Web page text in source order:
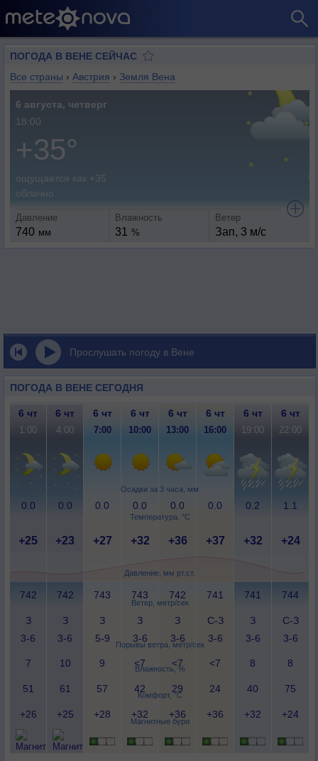
ПОГОДА В ВЕНЕ СЕЙЧАС
Все страны › Австрия › Земля Вена
6 августа, четверг
18:00
+35°
ощущается как +35
облачно
Давление
740 мм
Влажность
31 %
Ветер
Зап, 3 м/с
Прослушать погоду в Вене
ПОГОДА В ВЕНЕ СЕГОДНЯ
Осадки за 3 часа, мм
Температура, °C
Давление, мм рт.ст.
Ветер, метр/сек
Порывы ветра, метр/сек
Влажность, %
Комфорт, °C
Магнитные бури
6 чт 6 чт 6 чт 6 чт 6 чт 6 чт 6 чт 6 чт
1:00 4:00 7:00 10:00 13:00 16:00 19:00 22:00
0.0 0.0 0.0 0.0 0.0 0.0 0.2 1.1
+25 +23 +27 +32 +36 +37 +32 +24
742 742 743 743 742 741 741 744
З
3-6
З
3-6
З
5-9
З
3-6
З
3-6
С-З
3-6
З
3-6
С-З
3-6
7 10 9 <7 <7 <7 8 8
51 61 57 42 29 24 40 75
+26 +25 +28 +32 +36 +36 +32 +24